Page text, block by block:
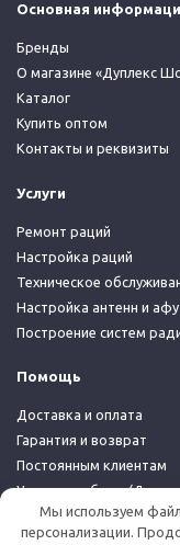
Основная
Бренды
О магазине «Дуплекс
Каталог
Купить оптом
Контакты и реквизиты
Услуги
Ремонт раций
Настройка раций
Техническое
Настройка антенн и афу
Построение систем
Помощь
Доставка и оплата
Гарантия и возврат
Постоянным клиентам
Условия работы
Политика
Мы используем
персонализации.